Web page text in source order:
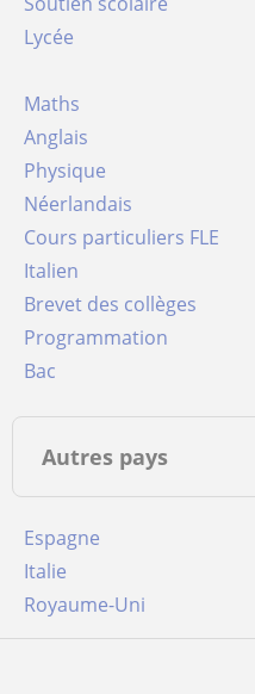
Lycée
Maths
Anglais
Physique
Néerlandais
Cours particuliers FLE
Italien
Brevet des collèges
Programmation
Bac
Autres pays
Espagne
Italie
Royaume-Uni